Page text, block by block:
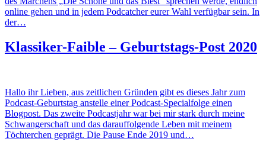
online gehen und in jedem Podcatcher eurer Wahl verfügbar sein. In
der…
Klassiker-Faible – Geburtstags-Post 2020
Hallo ihr Lieben, aus zeitlichen Gründen gibt es dieses Jahr zum
Podcast-Geburtstag anstelle einer Podcast-Specialfolge einen
Blogpost. Das zweite Podcastjahr war bei mir stark durch meine
Schwangerschaft und das darauffolgende Leben mit meinem
Töchterchen geprägt. Die Pause Ende 2019 und…